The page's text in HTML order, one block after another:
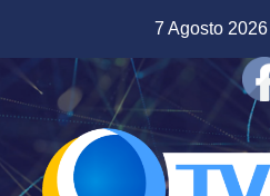
contenuto
7 Agosto 2026